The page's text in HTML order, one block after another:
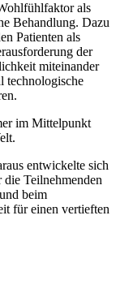
als
Behandlung. Dazu
Patienten als
der
miteinander
technologische
im Mittelpunkt
entwickelte sich
Teilnehmenden
beim
für einen vertieften